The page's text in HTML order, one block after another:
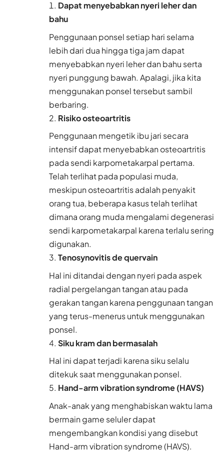
Dapat menyebabkan nyeri leher dan
bahu
Penggunaan ponsel setiap hari selama
lebih dari dua hingga tiga jam dapat
menyebabkan nyeri leher dan bahu serta
nyeri punggung bawah. Apalagi, jika kita
menggunakan ponsel tersebut sambil
berbaring.
Risiko osteoartritis
Penggunaan mengetik ibu jari secara
intensif dapat menyebabkan osteoartritis
pada sendi karpometakarpal pertama.
Telah terlihat pada populasi muda,
meskipun osteoartritis adalah penyakit
orang tua, beberapa kasus telah terlihat
dimana orang muda mengalami degenerasi
sendi karpometakarpal karena terlalu sering
digunakan.
Tenosynovitis de quervain
Hal ini ditandai dengan nyeri pada aspek
radial pergelangan tangan atau pada
gerakan tangan karena penggunaan tangan
yang terus-menerus untuk menggunakan
ponsel.
Siku kram dan bermasalah
Hal ini dapat terjadi karena siku selalu
ditekuk saat menggunakan ponsel.
Hand-arm vibration syndrome (HAVS)
Anak-anak yang menghabiskan waktu lama
bermain game seluler dapat
mengembangkan kondisi yang disebut
Hand-arm vibration syndrome (HAVS).